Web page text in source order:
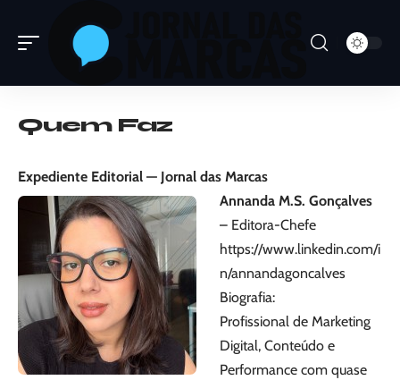
Quem Faz
Expediente Editorial — Jornal das Marcas
Annanda M.S. Gonçalves
– Editora-Chefe
https://www.linkedin.com/i
n/annandagoncalves
Biografia:
Profissional de Marketing
Digital, Conteúdo e
Performance com quase